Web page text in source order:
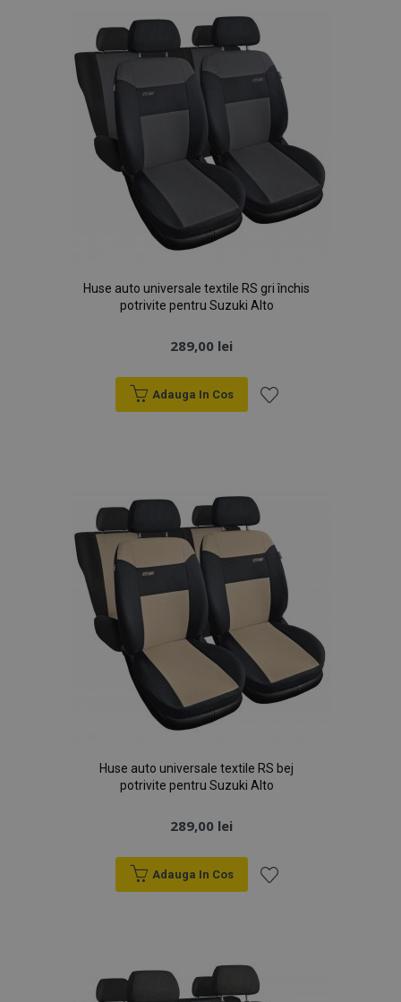
Dorințe
Huse auto universale textile RS gri închis
potrivite pentru Suzuki Alto
289,00 lei
Adauga In Cos
Dorințe
Huse auto universale textile RS bej
potrivite pentru Suzuki Alto
289,00 lei
Adauga In Cos
Dorințe